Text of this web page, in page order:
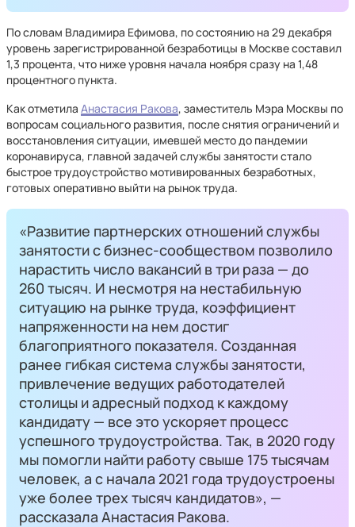
По словам Владимира Ефимова, по состоянию на 29 декабря
уровень зарегистрированной безработицы в Москве составил
1,3 процента, что ниже уровня начала ноября сразу на 1,48
процентного пункта.
Как отметила Анастасия Ракова, заместитель Мэра Москвы по
вопросам социального развития, после снятия ограничений и
восстановления ситуации, имевшей место до пандемии
коронавируса, главной задачей службы занятости стало
быстрое трудоустройство мотивированных безработных,
готовых оперативно выйти на рынок труда.
«Развитие партнерских отношений службы
занятости с бизнес-сообществом позволило
нарастить число вакансий в три раза — до
260 тысяч. И несмотря на нестабильную
ситуацию на рынке труда, коэффициент
напряженности на нем достиг
благоприятного показателя. Созданная
ранее гибкая система службы занятости,
привлечение ведущих работодателей
столицы и адресный подход к каждому
кандидату — все это ускоряет процесс
успешного трудоустройства. Так, в 2020 году
мы помогли найти работу свыше 175 тысячам
человек, а с начала 2021 года трудоустроены
уже более трех тысяч кандидатов», —
рассказала Анастасия Ракова.